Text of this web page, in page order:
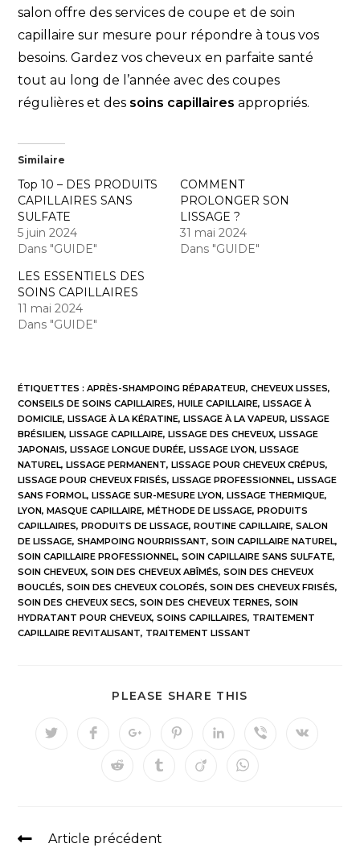
salon offre des services de coupe et de soin
capillaire sur mesure pour répondre à tous vos
besoins. Gardez vos cheveux en parfaite santé
tout au long de l’année avec des coupes
régulières et des soins capillaires appropriés.
Similaire
Top 10 – DES PRODUITS
CAPILLAIRES SANS
SULFATE
5 juin 2024
Dans "GUIDE"
COMMENT
PROLONGER SON
LISSAGE ?
31 mai 2024
Dans "GUIDE"
LES ESSENTIELS DES
SOINS CAPILLAIRES
11 mai 2024
Dans "GUIDE"
ÉTIQUETTES :APRÈS-SHAMPOING RÉPARATEUR, CHEVEUX LISSES,
CONSEILS DE SOINS CAPILLAIRES, HUILE CAPILLAIRE, LISSAGE À
DOMICILE, LISSAGE À LA KÉRATINE, LISSAGE À LA VAPEUR, LISSAGE
BRÉSILIEN, LISSAGE CAPILLAIRE, LISSAGE DES CHEVEUX, LISSAGE
JAPONAIS, LISSAGE LONGUE DURÉE, LISSAGE LYON, LISSAGE
NATUREL, LISSAGE PERMANENT, LISSAGE POUR CHEVEUX CRÉPUS,
LISSAGE POUR CHEVEUX FRISÉS, LISSAGE PROFESSIONNEL, LISSAGE
SANS FORMOL, LISSAGE SUR-MESURE LYON, LISSAGE THERMIQUE,
LYON, MASQUE CAPILLAIRE, MÉTHODE DE LISSAGE, PRODUITS
CAPILLAIRES, PRODUITS DE LISSAGE, ROUTINE CAPILLAIRE, SALON
DE LISSAGE, SHAMPOING NOURRISSANT, SOIN CAPILLAIRE NATUREL,
SOIN CAPILLAIRE PROFESSIONNEL, SOIN CAPILLAIRE SANS SULFATE,
SOIN CHEVEUX, SOIN DES CHEVEUX ABÎMÉS, SOIN DES CHEVEUX
BOUCLÉS, SOIN DES CHEVEUX COLORÉS, SOIN DES CHEVEUX FRISÉS,
SOIN DES CHEVEUX SECS, SOIN DES CHEVEUX TERNES, SOIN
HYDRATANT POUR CHEVEUX, SOINS CAPILLAIRES, TRAITEMENT
CAPILLAIRE REVITALISANT, TRAITEMENT LISSANT
PLEASE SHARE THIS
Article précédent